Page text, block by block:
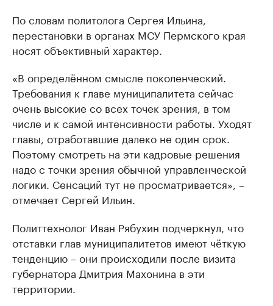
По словам политолога Сергея Ильина,
перестановки в органах МСУ Пермского края
носят объективный характер.
«В определённом смысле поколенческий.
Требования к главе муниципалитета сейчас
очень высокие со всех точек зрения, в том
числе и к самой интенсивности работы. Уходят
главы, отработавшие далеко не один срок.
Поэтому смотреть на эти кадровые решения
надо с точки зрения обычной управленческой
логики. Сенсаций тут не просматривается», –
отмечает Сергей Ильин.
Политтехнолог Иван Рябухин подчеркнул, что
отставки глав муниципалитетов имеют чёткую
тенденцию – они происходили после визита
губернатора Дмитрия Махонина в эти
территории.